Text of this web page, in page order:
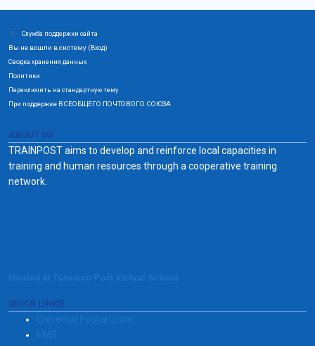
Служба поддержки сайта
Вы не вошли в систему (Вход)
Сводка хранения данных
Политики
Переключить на стандартную тему
При поддержке ВСЕОБЩЕГО ПОЧТОВОГО СОЮЗА
ABOUT US
TRAINPOST aims to develop and reinforce local capacities in
training and human resources through a cooperative training
network.
QUICK LINKS